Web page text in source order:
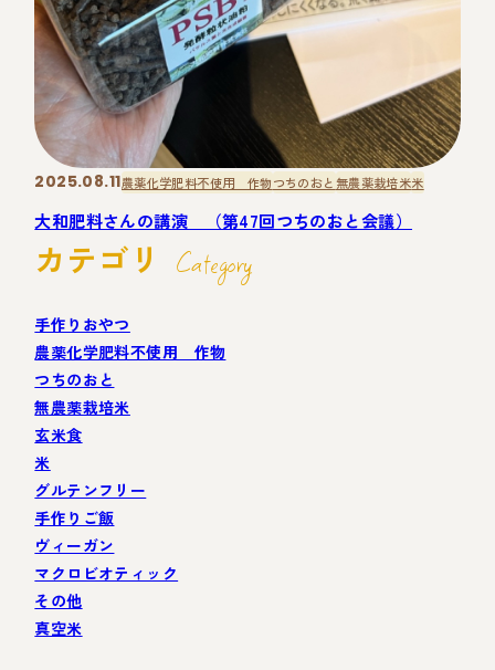
カテゴリ Category
手作りおやつ
農薬化学肥料不使用 作物
つちのおと
無農薬栽培米
玄米食
米
グルテンフリー
手作りご飯
ヴィーガン
マクロビオティック
その他
真空米
2025.08.11農薬化学肥料不使用 作物つちのおと 無農薬栽培米米
大和肥料さんの講演 （第47回つちのおと会議）